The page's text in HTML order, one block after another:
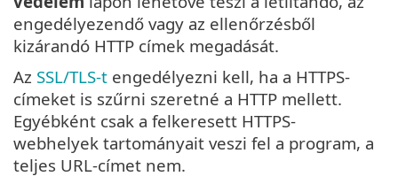
engedélyezendő vagy az ellenőrzésből
kizárandó HTTP címek megadását.
Az SSL/TLS-t engedélyezni kell, ha a HTTPS-
címeket is szűrni szeretné a HTTP mellett.
Egyébként csak a felkeresett HTTPS-
webhelyek tartományait veszi fel a program, a
teljes URL-címet nem.